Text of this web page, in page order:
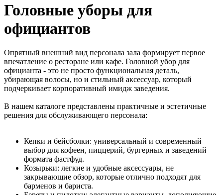
Головные уборы для
официантов
Опрятный внешний вид персонала зала формирует первое
впечатление о ресторане или кафе. Головной убор для
официанта - это не просто функциональная деталь,
убирающая волосы, но и стильный аксессуар, который
подчеркивает корпоративный имидж заведения.
В нашем каталоге представлены практичные и эстетичные
решения для обслуживающего персонала:
Кепки и бейсболки: универсальный и современный
выбор для кофеен, пиццерий, бургерных и заведений
формата фастфуд.
Козырьки: легкие и удобные аксессуары, не
закрывающие обзор, которые отлично подходят для
барменов и бариста.